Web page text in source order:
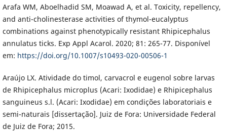
Arafa WM, Aboelhadid SM, Moawad A, et al. Toxicity, repellency,
and anti-cholinesterase activities of thymol-eucalyptus
combinations against phenotypically resistant Rhipicephalus
annulatus ticks. Exp Appl Acarol. 2020; 81: 265-77. Disponível
em: https://doi.org/10.1007/s10493-020-00506-1
Araújo LX. Atividade do timol, carvacrol e eugenol sobre larvas
de Rhipicephalus microplus (Acari: Ixodidae) e Rhipicephalus
sanguineus s.l. (Acari: Ixodidae) em condições laboratoriais e
semi-naturais [dissertação]. Juiz de Fora: Universidade Federal
de Juiz de Fora; 2015.